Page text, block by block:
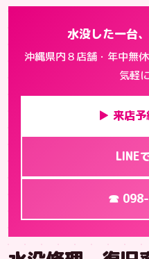
水没した一台
沖縄県内８店舗・年中無
気軽
▶ 来店予
LINE
☎